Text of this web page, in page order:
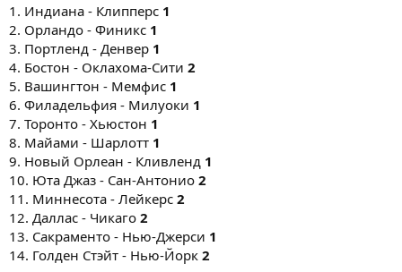
1. Индиана - Клипперс 1
2. Орландо - Финикс 1
3. Портленд - Денвер 1
4. Бостон - Оклахома-Сити 2
5. Вашингтон - Мемфис 1
6. Филадельфия - Милуоки 1
7. Торонто - Хьюстон 1
8. Майами - Шарлотт 1
9. Новый Орлеан - Кливленд 1
10. Юта Джаз - Сан-Антонио 2
11. Миннесота - Лейкерс 2
12. Даллас - Чикаго 2
13. Сакраменто - Нью-Джерси 1
14. Голден Стэйт - Нью-Йорк 2